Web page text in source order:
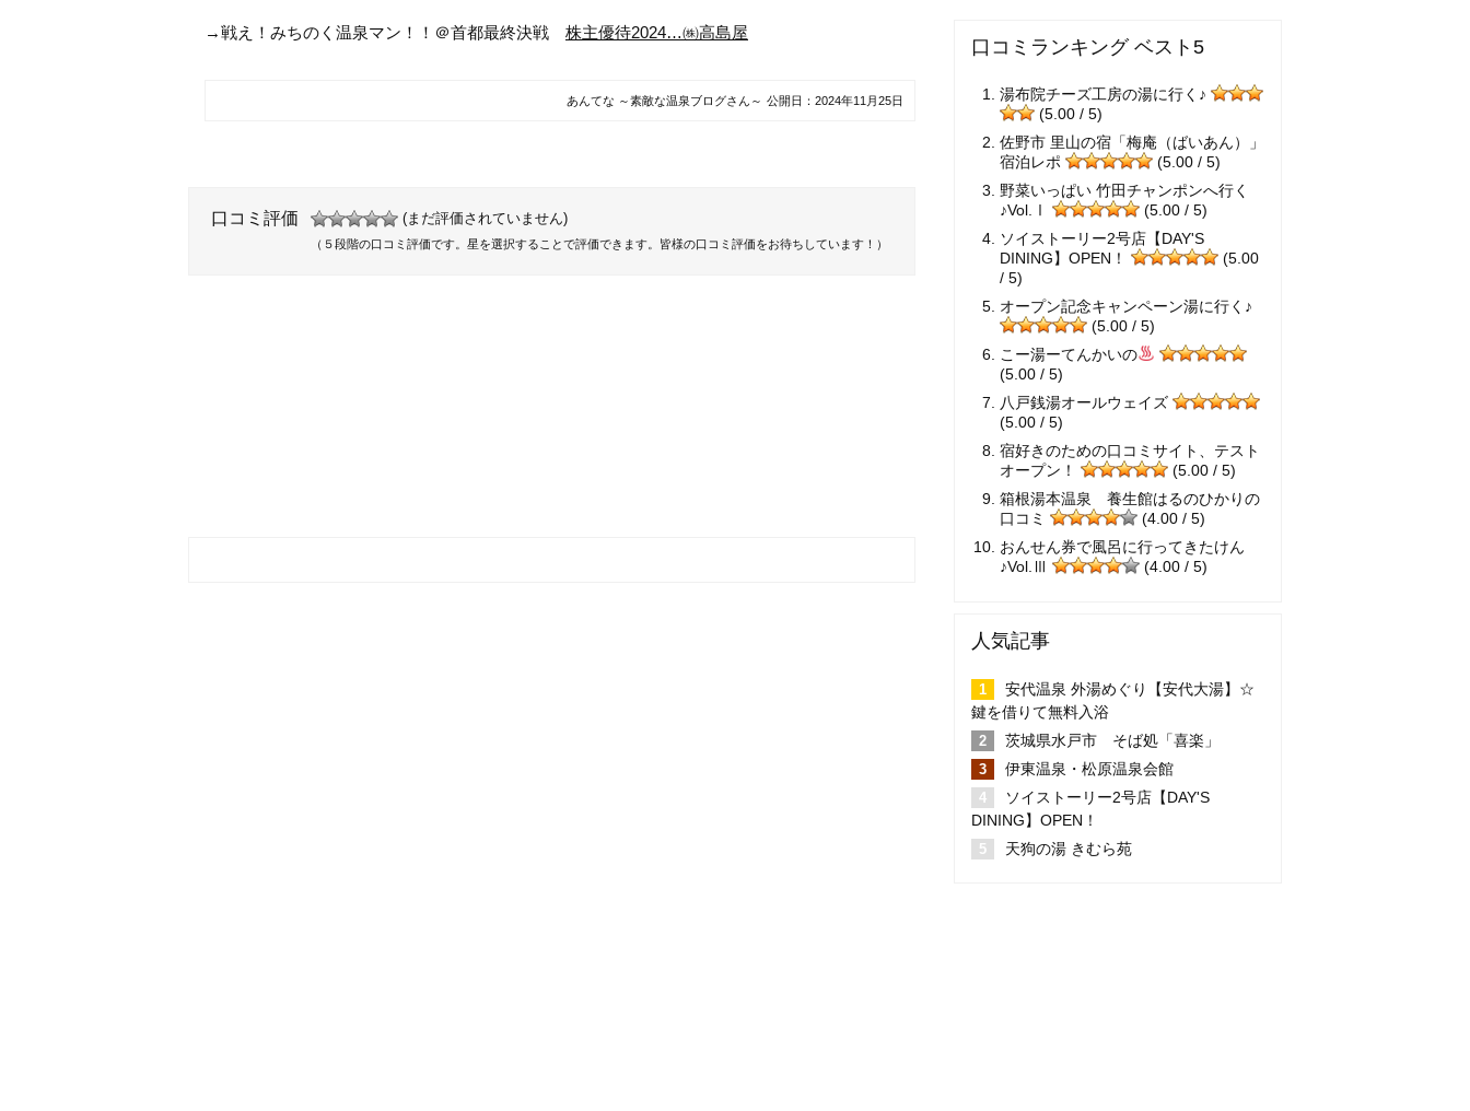
→戦え！みちのく温泉マン！！＠首都最終決戦 株主優待2024…㈱高島屋
あんてな ～素敵な温泉ブログさん～ 公開日： 2024年11月25日
口コミ評価 (まだ評価されていません)
（５段階の口コミ評価です。星を選択することで評価できます。皆様の口コミ評価をお待ちしています！）
口コミランキング ベスト5
湯布院チーズ工房の湯に行く♪
(5.00 / 5)
佐野市 里山の宿「梅庵（ばいあん）」
宿泊レポ
(5.00 / 5)
野菜いっぱい 竹田チャンポンへ行く
♪Vol.Ⅰ
(5.00 / 5)
ソイストーリー2号店【DAY'S
DINING】OPEN！
(5.00
/ 5)
オープン記念キャンペーン湯に行く♪
(5.00 / 5)
こー湯ーてんかいの
(5.00 / 5)
八戸銭湯オールウェイズ
(5.00 / 5)
宿好きのための口コミサイト、テスト
オープン！
(5.00 / 5)
箱根湯本温泉 養生館はるのひかりの
口コミ
(4.00 / 5)
おんせん券で風呂に行ってきたけん
♪Vol.Ⅲ
(4.00 / 5)
人気記事
安代温泉 外湯めぐり【安代大湯】☆
鍵を借りて無料入浴
茨城県水戸市 そば処「喜楽」
伊東温泉・松原温泉会館
ソイストーリー2号店【DAY'S
DINING】OPEN！
天狗の湯 きむら苑